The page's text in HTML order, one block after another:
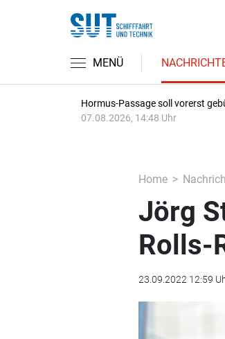
MENÜ
Hormus-Passage soll vorerst
07.08.2026, 14:48 Uhr
Home
Jörg
Rolls-
23.09.2022 12:59